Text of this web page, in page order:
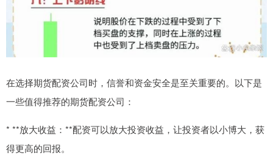
在选择期货配资公司时，信誉和资金安全是至关重要的。以下是
一些值得推荐的期货配资公司：
* **放大收益：**配资可以放大投资收益，让投资者以小博大，获
得更高的回报。